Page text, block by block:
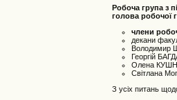
Робоча група з
голова робочої
члени
декани
Володимир
Георгій
Олена
Світлана
З усіх питань